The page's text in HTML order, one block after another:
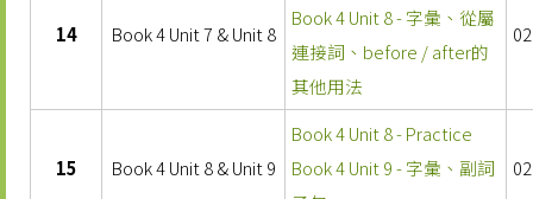
14 Book 4 Unit 7 & Unit 8
Book 4 Unit 8 - 字彙、從屬
連接詞、before / after的
其他用法
15 Book 4 Unit 8 & Unit 9
Book 4 Unit 8 - Practice
Book 4 Unit 9 - 字彙、副詞